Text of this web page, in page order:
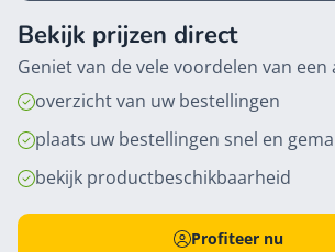
Bekijk prijzen direct
Geniet van de vele voordelen van een
overzicht van uw bestellingen
plaats uw bestellingen snel en
bekijk productbeschikbaarheid
Profiteer nu